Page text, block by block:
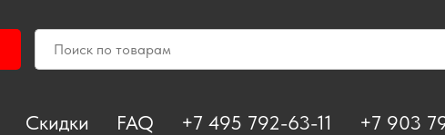
Скидки FAQ +7 495 792-63-11 +7 903